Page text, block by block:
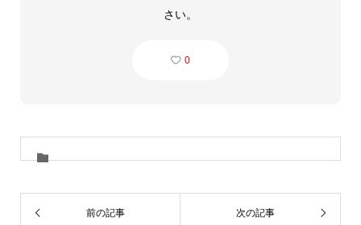
さい。
0
前の記事 次の記事